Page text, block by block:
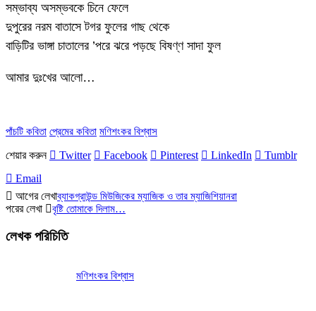
সম্ভাব্য অসম্ভবকে চিনে ফেলে
দুপুরের নরম বাতাসে টগর ফুলের গাছ থেকে
বাড়িটির ভাঙ্গা চাতালের ’পরে ঝরে পড়ছে বিষণ্ণ সাদা ফুল
আমার দুঃখের আলো…
পাঁচটি কবিতা প্রেমের কবিতা মণিশংকর বিশ্বাস
শেয়ার করুন Twitter Facebook Pinterest LinkedIn
Tumblr
Email
আগের লেখাব্যাকগ্রাউন্ড মিউজিকের ম্যাজিক ও তার ম্যাজিশিয়ানরা
পরের লেখা বৃষ্টি তোমাকে দিলাম…
লেখক পরিচিতি
মণিশংকর বিশ্বাস